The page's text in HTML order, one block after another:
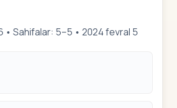
• Sahifalar: 5–5 • 2024 fevral 5